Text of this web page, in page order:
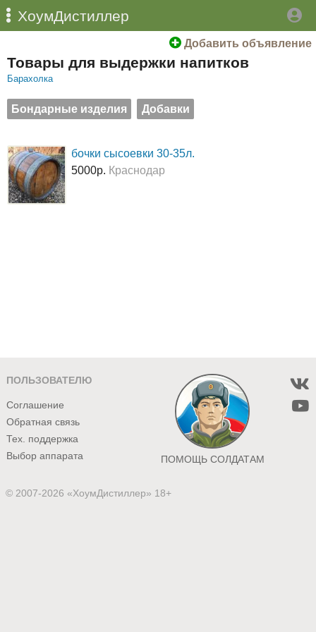
ХоумДистиллер
Добавить объявление
Товары для выдержки напитков
Барахолка
Бондарные изделия Добавки
бочки сысоевки 30-35л.
5000р. Краснодар
ПОЛЬЗОВАТЕЛЮ
Соглашение
Обратная связь
Тех. поддержка
Выбор аппарата
ПОМОЩЬ СОЛДАТАМ
© 2007-2026 «ХоумДистиллер» 18+